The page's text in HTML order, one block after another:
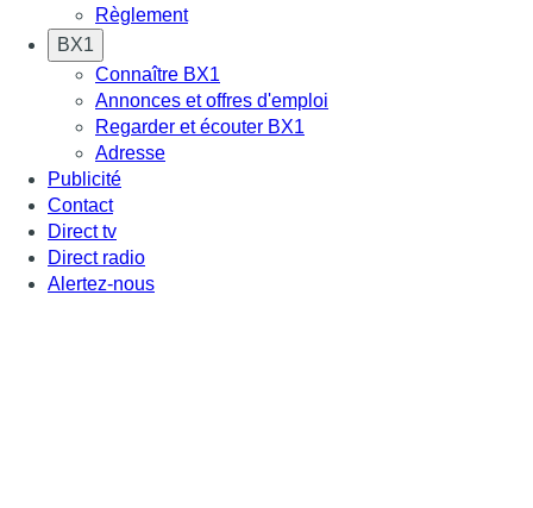
Règlement
BX1
Connaître BX1
Annonces et offres d'emploi
Regarder et écouter BX1
Adresse
Publicité
Contact
Direct tv
Direct radio
Alertez-nous